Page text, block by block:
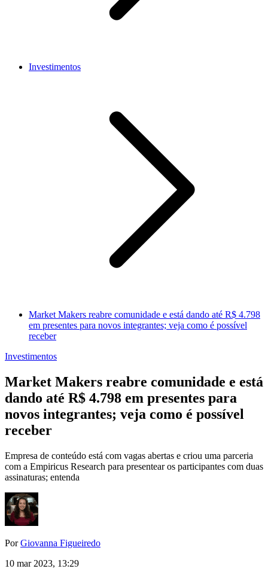
Investimentos
Market Makers reabre comunidade e está dando até R$ 4.798
em presentes para novos integrantes; veja como é possível
receber
Investimentos
Market Makers reabre comunidade e está
dando até R$ 4.798 em presentes para
novos integrantes; veja como é possível
receber
Empresa de conteúdo está com vagas abertas e criou uma parceria
com a Empiricus Research para presentear os participantes com duas
assinaturas; entenda
PorGiovanna Figueiredo
10 mar 2023, 13:29